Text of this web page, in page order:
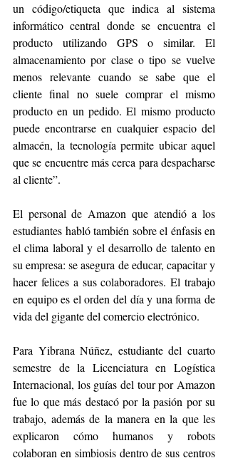
un código/etiqueta que indica al sistema
informático central donde se encuentra el
producto utilizando GPS o similar. El
almacenamiento por clase o tipo se vuelve
menos relevante cuando se sabe que el
cliente final no suele comprar el mismo
producto en un pedido. El mismo producto
puede encontrarse en cualquier espacio del
almacén, la tecnología permite ubicar aquel
que se encuentre más cerca para despacharse
al cliente”.
El personal de Amazon que atendió a los
estudiantes habló también sobre el énfasis en
el clima laboral y el desarrollo de talento en
su empresa: se asegura de educar, capacitar y
hacer felices a sus colaboradores. El trabajo
en equipo es el orden del día y una forma de
vida del gigante del comercio electrónico.
Para Yibrana Núñez, estudiante del cuarto
semestre de la Licenciatura en Logística
Internacional, los guías del tour por Amazon
fue lo que más destacó por la pasión por su
trabajo, además de la manera en la que les
explicaron cómo humanos y robots
colaboran en simbiosis dentro de sus centros